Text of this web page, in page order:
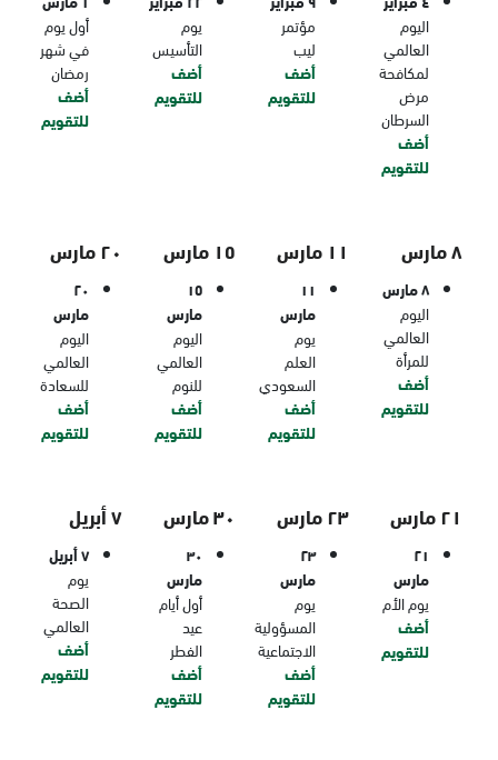
اليوم
العالمي
لمكافحة
مرض
السرطان
أضف
للتقويم
مؤتمر
ليب
أضف
للتقويم
يوم
التأسيس
أضف
للتقويم
أول يوم
في شهر
رمضان
أضف
للتقويم
٨ مارس
٨ مارس
اليوم
العالمي
للمرأة
أضف
للتقويم
١١ مارس
١١
مارس
يوم
العلم
السعودي
أضف
للتقويم
١٥ مارس
١٥
مارس
اليوم
العالمي
للنوم
أضف
للتقويم
٢٠ مارس
٢٠
مارس
اليوم
العالمي
للسعادة
أضف
للتقويم
٢١ مارس
٢١
مارس
يوم الأم
أضف
للتقويم
٢٣ مارس
٢٣
مارس
يوم
المسؤولية
الاجتماعية
أضف
للتقويم
٣٠ مارس
٣٠
مارس
أول أيام
عيد
الفطر
أضف
للتقويم
٧ أبريل
٧ أبريل
يوم
الصحة
العالمي
أضف
للتقويم